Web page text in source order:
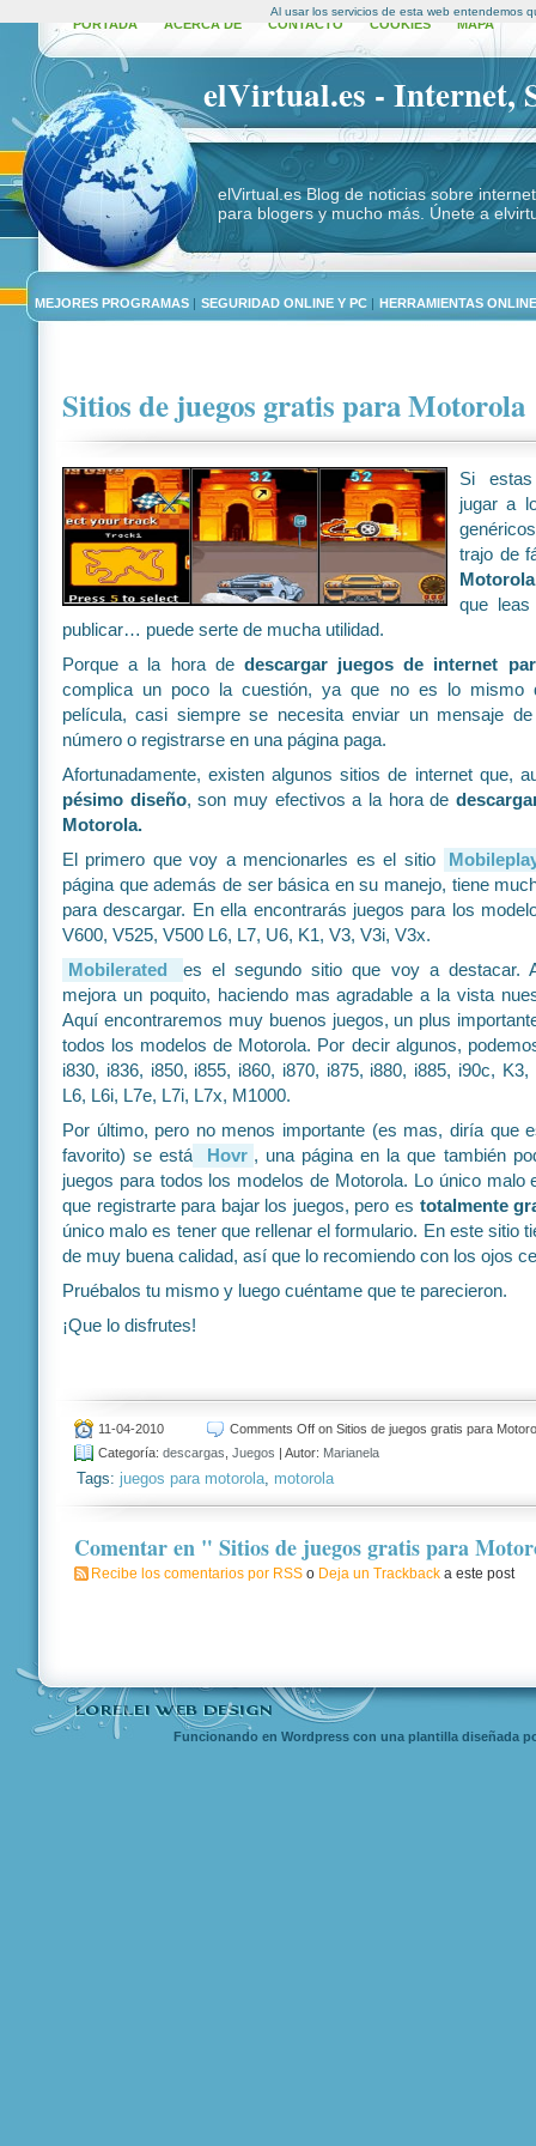
PORTADA ACERCA DE CONTACTO COOKIES MAPA
elVirtual.es - Internet,
elVirtual.es Blog de noticias sobre
para blogers y mucho más. Únete a
MEJORES PROGRAMAS | SEGURIDAD ONLINE Y PC | HERRAMIENTAS ONLINE
Sitios de juegos gratis para Motorola
Si
jugar a
trajo de
Motorola
que
publicar… puede serte de mucha utilidad.
Porque a la hora de descargar juegos de internet
complica un poco la cuestión, ya que no es lo mismo
película, casi siempre se necesita enviar un mensaje
número o registrarse en una página paga.
Afortunadamente, existen algunos sitios de internet que,
pésimo diseño, son muy efectivos a la hora de
Motorola.
El primero que voy a mencionarles es el sitio
página que además de ser básica en su manejo, tiene
para descargar. En ella encontrarás juegos para los
V600, V525, V500 L6, L7, U6, K1, V3, V3i, V3x.
Mobilerated
es el segundo sitio que voy a destacar.
mejora un poquito, haciendo mas agradable a la vista
Aquí encontraremos muy buenos juegos, un plus
todos los modelos de Motorola. Por decir algunos,
i830, i836, i850, i855, i860, i870, i875, i880, i885, i90c,
L6, L6i, L7e, L7i, L7x, M1000.
Por último, pero no menos importante (es mas, diría que
favorito) se está
Hovr , una página en la que también
juegos para todos los modelos de Motorola. Lo único malo
que registrarte para bajar los juegos, pero es totalmente
único malo es tener que rellenar el formulario. En este sitio
de muy buena calidad, así que lo recomiendo con los ojos
Pruébalos tu mismo y luego cuéntame que te parecieron.
¡Que lo disfrutes!
11-04-2010 Comments Off on Sitios de juegos gratis para
Categoría: descargas Juegos | Autor: Marianela
Tags: juegos para motorola, motorola
Comentar en " Sitios de juegos gratis para
Recibe los comentarios por RSS o Deja un Trackback a este post
Funcionando en Wordpress con una plantilla diseñada
Al usar los servicios de esta web entendemos